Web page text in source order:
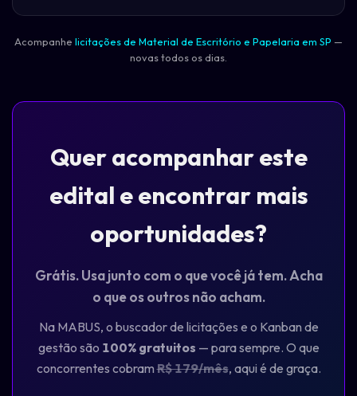
Acompanhe licitações de Material de Escritório e Papelaria em SP —
novas todos os dias.
Quer acompanhar este
edital e encontrar mais
oportunidades?
Grátis. Usa junto com o que você já tem. Acha
o que os outros não acham.
Na MABUS, o buscador de licitações e o Kanban de
gestão são 100% gratuitos — para sempre. O que
concorrentes cobramR$ 179/mês, aqui é de graça.